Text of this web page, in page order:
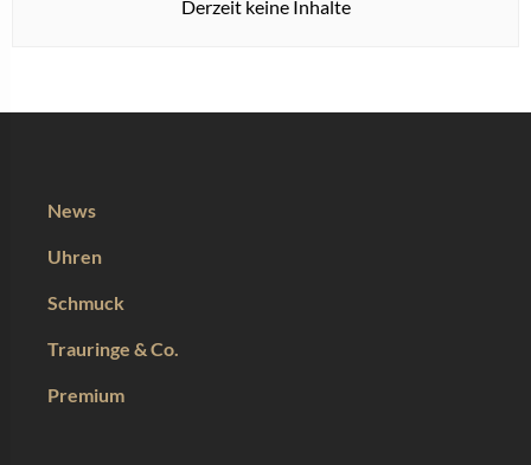
Derzeit keine Inhalte
News
Uhren
Schmuck
Trauringe & Co.
Premium